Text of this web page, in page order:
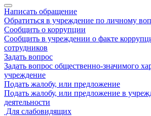
Написать обращение
Обратиться в учреждение по личному
Сообщить о коррупции
Сообщить в учреждении о факте
сотрудников
Задать вопрос
Задать вопрос общественно-значимого
учреждение
Подать жалобу, или предложение
Подать жалобу, или предложение в
деятельности
Для слабовидящих